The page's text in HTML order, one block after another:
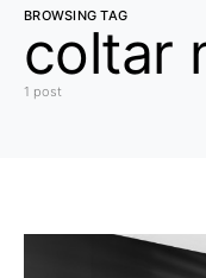
BROWSING TAG
coltar
1 post